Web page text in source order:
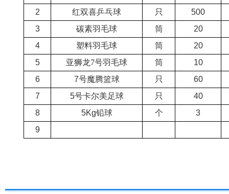
2
红双喜乒乓球 只
500
3
碳素羽毛球 筒
20
4
塑料羽毛球 筒
20
5
亚狮龙7号羽毛球 筒
10
6
7号魔腾篮球 只
60
7
5号卡尔美足球 只
40
8
5Kg铅球 个
3
9